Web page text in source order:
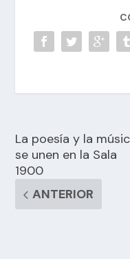
La poesía y la
se unen en la Sala
1900
ANTERIOR